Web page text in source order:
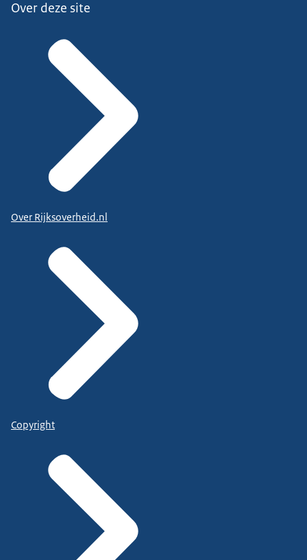
Over deze site
Over Rijksoverheid.nl
Copyright